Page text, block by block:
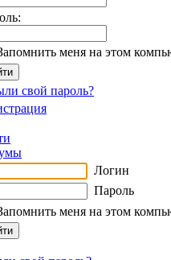
меня на этом
свой пароль?
Логин
Пароль
меня на этом